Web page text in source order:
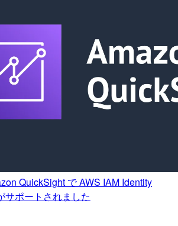
QuickSight で AWS IAM Identity
サポートされました